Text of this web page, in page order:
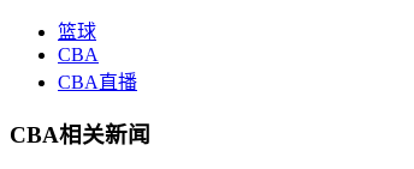
篮球
CBA
CBA直播
CBA相关新闻